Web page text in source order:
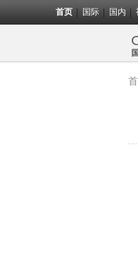
首页 国际 国内